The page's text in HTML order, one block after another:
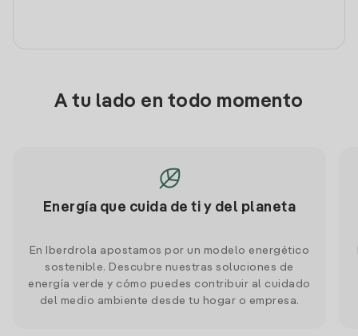
A tu lado en todo momento
Energía que cuida de ti y del planeta
En Iberdrola apostamos por un modelo energético
sostenible. Descubre nuestras soluciones de
energía verde y cómo puedes contribuir al cuidado
del medio ambiente desde tu hogar o empresa.